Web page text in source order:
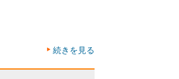
続きを見る